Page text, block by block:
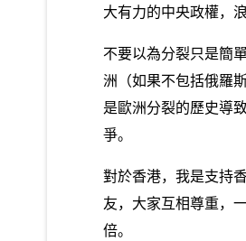
大有力的中央政權，
不要以為分裂只是簡
洲（如果不包括俄羅
是歐洲分裂的歷史導
爭。
對於香港，我是支持
友，大家互相尊重，
倍。